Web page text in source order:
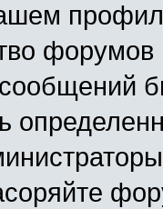
форумов
сообщений